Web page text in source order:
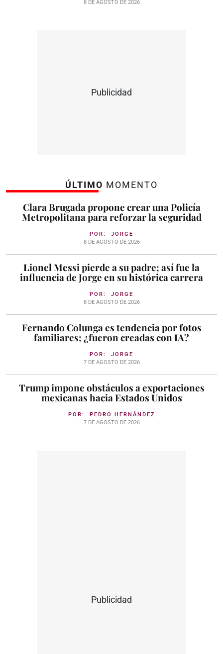
8 DE AGOSTO DE 2026
Publicidad
ÚLTIMO MOMENTO
Clara Brugada propone crear una Policía
Metropolitana para reforzar la seguridad
POR: JORGE
8 DE AGOSTO DE 2026
Lionel Messi pierde a su padre; así fue la
influencia de Jorge en su histórica carrera
POR: JORGE
8 DE AGOSTO DE 2026
Fernando Colunga es tendencia por fotos
familiares; ¿fueron creadas con IA?
POR: JORGE
7 DE AGOSTO DE 2026
Trump impone obstáculos a exportaciones
mexicanas hacia Estados Unidos
POR: PEDRO HERNÁNDEZ
7 DE AGOSTO DE 2026
Publicidad